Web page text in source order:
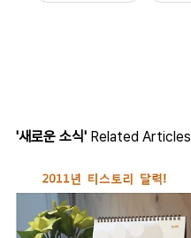
'새로운 소식' Related Articles